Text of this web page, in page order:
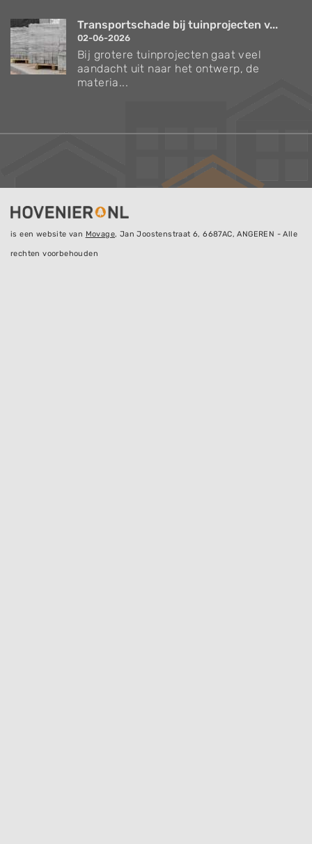
Transportschade bij tuinprojecten v...
02-06-2026
Bij grotere tuinprojecten gaat veel
aandacht uit naar het ontwerp, de
materia...
is een website van Movage, Jan Joostenstraat 6, 6687AC, ANGEREN - Alle
rechten voorbehouden